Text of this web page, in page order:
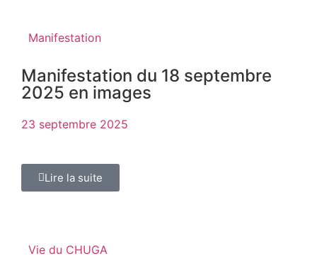
Manifestation
Manifestation du 18 septembre
2025 en images
23 septembre 2025
Lire la suite
Vie du CHUGA